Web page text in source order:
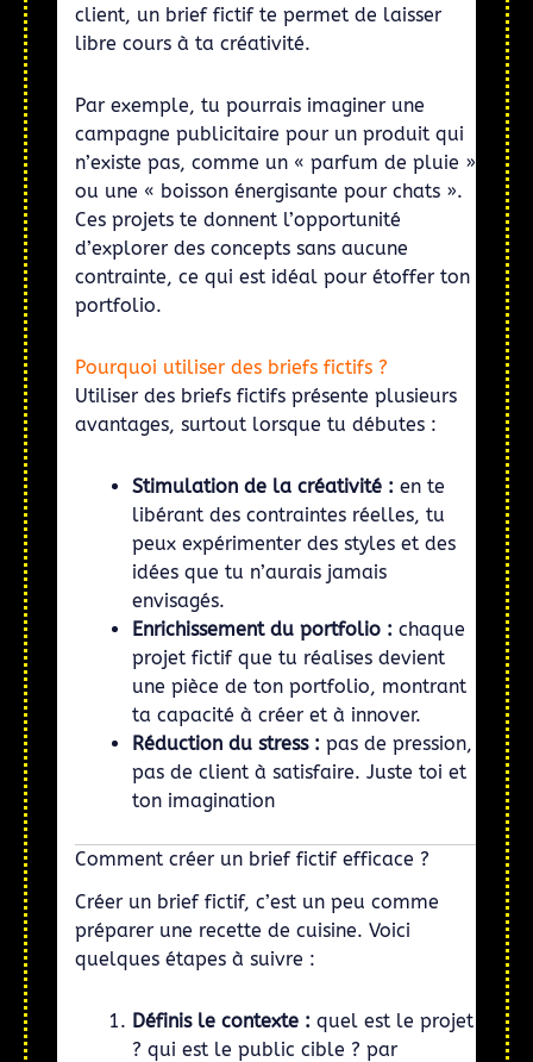
client, un brief fictif te permet de laisser
libre cours à ta créativité.
Par exemple, tu pourrais imaginer une
campagne publicitaire pour un produit qui
n’existe pas, comme un « parfum de pluie »
ou une « boisson énergisante pour chats ».
Ces projets te donnent l’opportunité
d’explorer des concepts sans aucune
contrainte, ce qui est idéal pour étoffer ton
portfolio.
Pourquoi utiliser des briefs fictifs ?
Utiliser des briefs fictifs présente plusieurs
avantages, surtout lorsque tu débutes :
Stimulation de la créativité : en te
libérant des contraintes réelles, tu
peux expérimenter des styles et des
idées que tu n’aurais jamais
envisagés.
Enrichissement du portfolio : chaque
projet fictif que tu réalises devient
une pièce de ton portfolio, montrant
ta capacité à créer et à innover.
Réduction du stress : pas de pression,
pas de client à satisfaire. Juste toi et
ton imagination
Comment créer un brief fictif efficace ?
Créer un brief fictif, c’est un peu comme
préparer une recette de cuisine. Voici
quelques étapes à suivre :
Définis le contexte : quel est le projet
? qui est le public cible ? par